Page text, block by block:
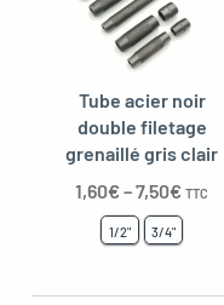
Tube acier noir
double filetage
grenaillé gris clair
1,60€–7,50€ TTC
1/2" 3/4"